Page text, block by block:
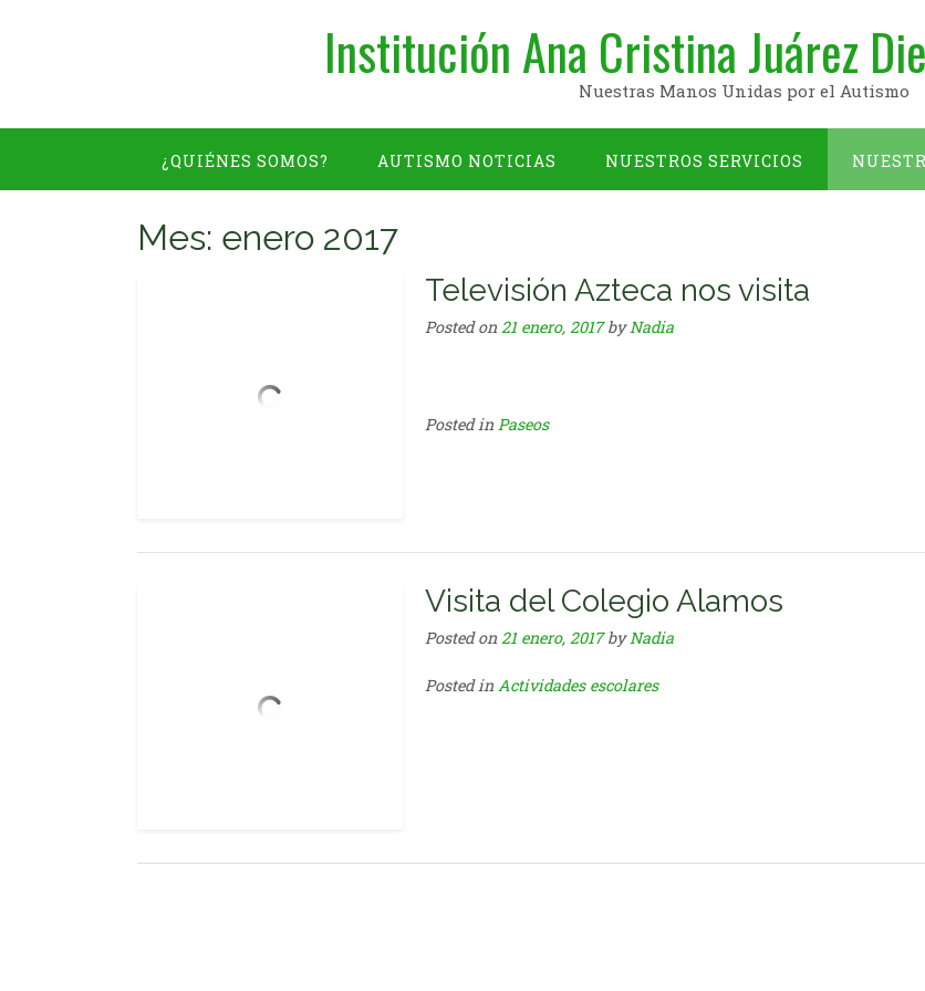
Institución Ana Cristina Juárez
Nuestras Manos Unidas por el Autismo
¿QUIÉNES SOMOS? AUTISMO NOTICIAS NUESTROS SERVICIOS
GALERIA
Mes: enero 2017
Televisión Azteca nos visita
Posted on 21 enero, 2017by Nadia
Posted in Paseos
Visita del Colegio Alamos
Posted on 21 enero, 2017by Nadia
Posted inActividades escolares